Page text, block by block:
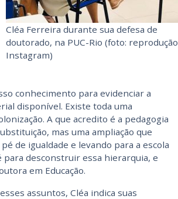
Cléa Ferreira durante sua defesa de
doutorado, na PUC-Rio (foto: reprodução
Instagram)
conhecimento para evidenciar a
disponível. Existe toda uma
A que acredito é a pedagogia
mas uma ampliação que
de igualdade e levando para a escola
desconstruir essa hierarquia, e
em Educação.
assuntos, Cléa indica suas